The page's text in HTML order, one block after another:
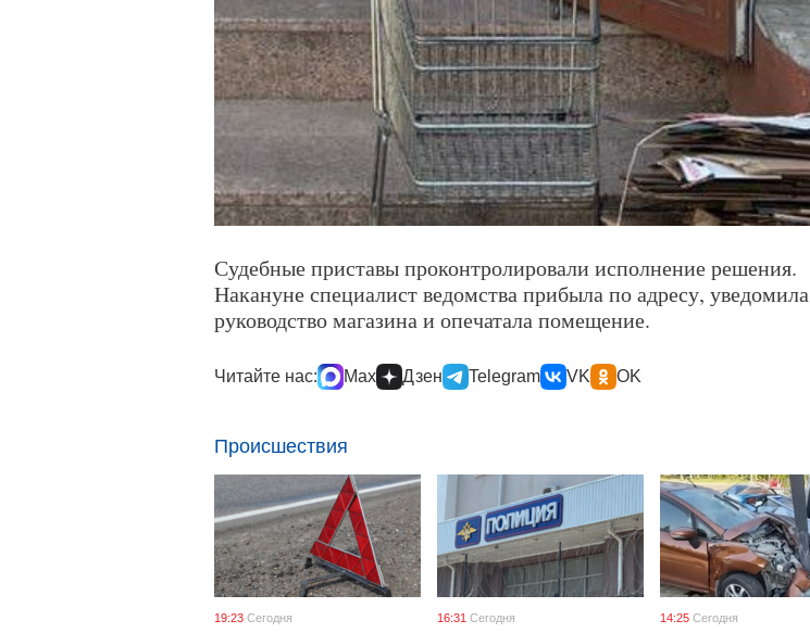
Судебные приставы проконтролировали исполнение решения.
Накануне специалист ведомства прибыла по адресу, уведомила
руководство магазина и опечатала помещение.
Читайте нас: Max Дзен Telegram VK OK
Происшествия
19:23 Сегодня 16:31 Сегодня 14:25 Сегодня